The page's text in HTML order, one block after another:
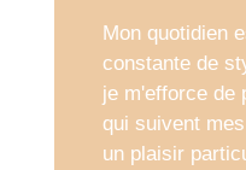
Mon quotidien
constante de
je m'efforce de
qui suivent
un plaisir